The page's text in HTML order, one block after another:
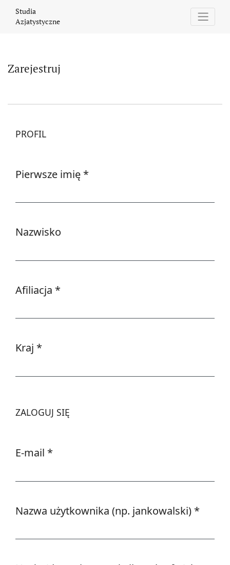
Studia
Azjatystyczne
Zarejestruj
PROFIL
Pierwsze imię *
Nazwisko
Afiliacja *
Kraj *
ZALOGUJ SIĘ
E-mail *
Nazwa użytkownika (np. jankowalski) *